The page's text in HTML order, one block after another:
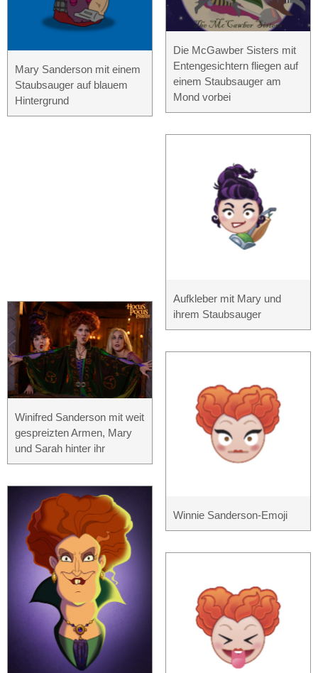
Mary Sanderson mit einem
Staubsauger auf blauem
Hintergrund
Winifred Sanderson mit weit
gespreizten Armen, Mary
und Sarah hinter ihr
Die McGawber Sisters mit
Entengesichtern fliegen auf
einem Staubsauger am
Mond vorbei
Aufkleber mit Mary und
ihrem Staubsauger
Winnie Sanderson-Emoji